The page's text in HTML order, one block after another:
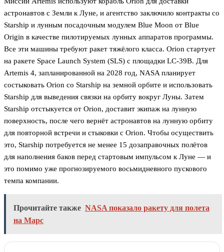
астронавтов с Земли к Луне, и агентство заключило контракты со
Starship и лунным посадочным модулем Blue Moon от Blue
Origin в качестве пилотируемых лунных аппаратов программы.
Все эти машины требуют ракет тяжёлого класса. Orion стартует
на ракете Space Launch System (SLS) с площадки LC-39B. Для
Artemis 4, запланированной на 2028 год, NASA планирует
состыковать Orion со Starship на земной орбите и использовать
Starship для выведения связки на орбиту вокруг Луны. Затем
Starship отстыкуется от Orion, доставит экипаж на лунную
поверхность, после чего вернёт астронавтов на лунную орбиту
для повторной встречи и стыковки с Orion. Чтобы осуществить
это, Starship потребуется не менее 15 дозаправочных полётов
для наполнения баков перед стартовым импульсом к Луне — и
это помимо уже прогнозируемого восьмидневного пускового
темпа компании.
Прочитайте также NASA показало ракету для полета
на Марс